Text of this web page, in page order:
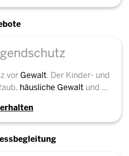
vor Gewalt. Der Kinder- und
häusliche Gewalt und …